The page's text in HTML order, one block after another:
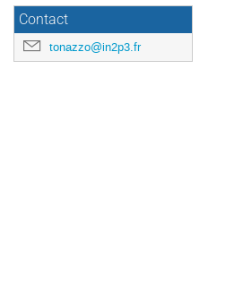
Contact
tonazzo@in2p3.fr